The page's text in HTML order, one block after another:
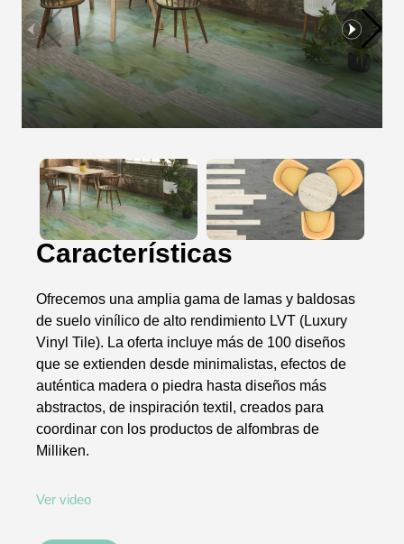
Características
Ofrecemos una amplia gama de lamas y baldosas
de suelo vinílico de alto rendimiento LVT (Luxury
Vinyl Tile). La oferta incluye más de 100 diseños
que se extienden desde minimalistas, efectos de
auténtica madera o piedra hasta diseños más
abstractos, de inspiración textil, creados para
coordinar con los productos de alfombras de
Milliken.​
Ver video